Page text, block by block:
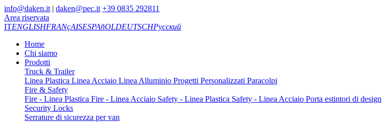
info@daken.it | daken@pec.it +39 0835 292811
Area riservata
ITENGLISHFRANçAISESPAñOLDEUTSCHРусский
Home
Chi siamo
Prodotti
Truck & Trailer
Linea Plastica Linea Acciaio Linea Alluminio Progetti Personalizzati Paracolpi
Fire & Safety
Fire - Linea Plastica Fire - Linea Acciaio Safety - Linea Plastica Safety - Linea Acciaio Porta estintori di design
Security Locks
Serrature di sicurezza per van